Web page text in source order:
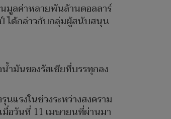
นมูลค่าหลายพันล้านดอลลาร์
ป์ ได้กล่าวกับกลุ่มผู้สนับสนุน
ำมันของรัสเซียที่บรรทุกลง
แรงในช่วงระหว่างสงคราม
มื่อวันที่ 11 เมษายนที่ผ่านมา